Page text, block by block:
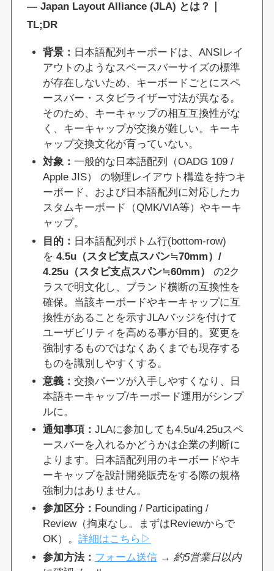
— Japan Layout Alliance (JLA) とは？｜
TL;DR
背景： 日本語配列キーボードは、ANSIレイ
アウトのようなスペースバーサイズの標準
が存在しないため、キーボードごとにスペ
ースバー・スタビライザー寸法が異なる。
そのため、キーキャップの相互互換性がな
く、キーキャップが交換が難しい。キーキ
ャップ交換文化が育っていない。
対象： 一般的な日本語配列（OADG 109 /
Apple JIS） の物理レイアウト構造を持つキ
ーボード、および日本語配列に対応したカ
スタムキーボード（QMK/VIA等）やキーキ
ャップ。
目的： 日本語配列ボトム行(bottom-row)
を 4.5u（スタビ支点スパン≒70mm）/
4.25u（スタビ支点スパン≒60mm）
の2ク
ラスで明文化し、ブランド横断の互換性を
確保。当該キーボードやキーキャップに互
換性があることを示すJLAバッジを付けて
ユーザビリティを高める事が目的。変更を
強制するものではなくあくまでも現存する
ものを識別しやすくする。
意義： 交換パーツが入手しやすくなり、日
本語キーキャップ/キーボード運用がシンプ
ルに。
通知事項： JLAに参加しても4.5u/4.25uスペ
ースバーを入れるかどうかは企業の判断に
よります。日本語配列用のキーボードやキ
ーキャップを設計開発販売をする際の規格
強制力はありません。
参加区分： Founding / Participating /
Review（拘束なし。まずはReviewからで
OK）。 詳細はこちら▷
参加方法： フォーム送信→ 約5営業日以内